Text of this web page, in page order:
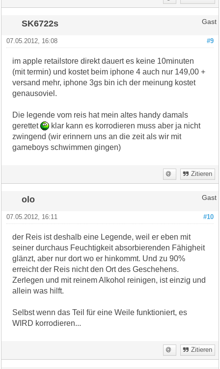
SK6722s Gast
#9
07.05.2012, 16:08
im apple retailstore direkt dauert es keine 10minuten
(mit termin) und kostet beim iphone 4 auch nur 149,00 +
versand mehr, iphone 3gs bin ich der meinung kostet
genausoviel.
Die legende vom reis hat mein altes handy damals
gerettet
klar kann es korrodieren muss aber ja nicht
zwingend (wir erinnern uns an die zeit als wir mit
gameboys schwimmen gingen)
Zitieren
olo Gast
#10
07.05.2012, 16:11
der Reis ist deshalb eine Legende, weil er eben mit
seiner durchaus Feuchtigkeit absorbierenden Fähigheit
glänzt, aber nur dort wo er hinkommt. Und zu 90%
erreicht der Reis nicht den Ort des Geschehens.
Zerlegen und mit reinem Alkohol reinigen, ist einzig und
allein was hilft.
Selbst wenn das Teil für eine Weile funktioniert, es
WIRD korrodieren...
Zitieren